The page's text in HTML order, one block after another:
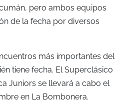
pero ambos equipos
de la fecha por diversos
más importantes del
tiene fecha. El Superclásico
Juniors se llevará a cabo el
en La Bombonera.